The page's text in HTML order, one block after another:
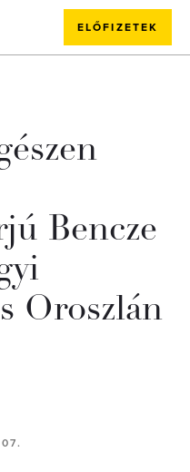
ELŐFIZETEK
Bencze
Oroszlán